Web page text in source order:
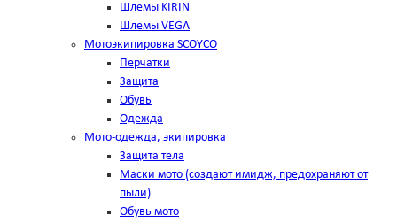
Шлемы KIRIN
Шлемы VEGA
Мотоэкипировка SCOYCO
Перчатки
Защита
Обувь
Одежда
Мото-одежда, экипировка
Защита тела
Маски мото (создают имидж, предохраняют от
пыли)
Обувь мото